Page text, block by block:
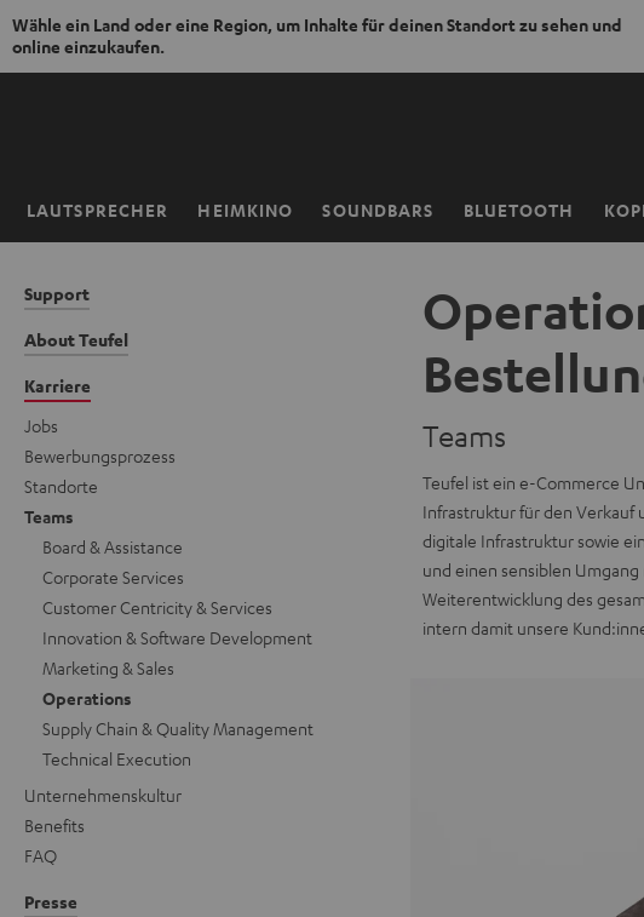
Wähle ein Land oder eine Region, um Inhalte für deinen Standort zu sehen und
online einzukaufen.
ZUM
LAUTSPRECHER HEIMKINO SOUNDBARS BLUETOOTH
Startseite
Support
About Teufel
Karriere
Jobs
Bewerbungsprozess
Standorte
Teams
Board & Assistance
Corporate Services
Customer Centricity & Services
Innovation & Software Development
Marketing & Sales
Operations
Supply Chain & Quality Management
Technical Execution
Unternehmenskultur
Benefits
FAQ
Presse
Teams
Teufel ist ein e-Commerce
Infrastruktur für den Verkauf
digitale Infrastruktur sowie
und einen sensiblen
Weiterentwicklung des
intern damit unsere